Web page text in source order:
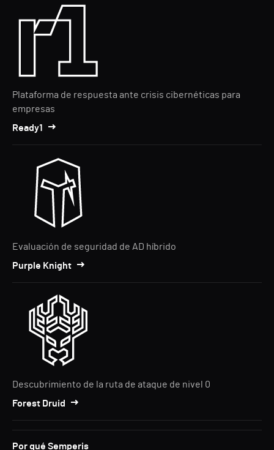
Plataforma de respuesta ante crisis cibernéticas para
empresas
Ready1
Evaluación de seguridad de AD híbrido
Purple Knight
Descubrimiento de la ruta de ataque de nivel 0
Forest Druid
Por qué Semperis